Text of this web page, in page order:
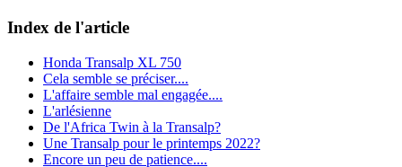
Index de l'article
Honda Transalp XL 750
Cela semble se préciser....
L'affaire semble mal engagée....
L'arlésienne
De l'Africa Twin à la Transalp?
Une Transalp pour le printemps 2022?
Encore un peu de patience....